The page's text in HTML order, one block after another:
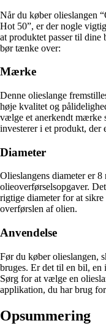
Når du køber olieslangen
Hot 50”, er der nogle
at produktet passer til dine
bør tænke over:
Mærke
Denne olieslange
høje kvalitet og
vælge et anerkendt mærke
investerer i et produkt, der
Diameter
Olieslangens diameter er
olieoverførselsopgaver.
rigtige diameter for at
overførslen af olien.
Anvendelse
Før du køber olieslangen,
bruges. Er det til en bil, en
Sørg for at vælge en
applikation, du har brug
Opsummering